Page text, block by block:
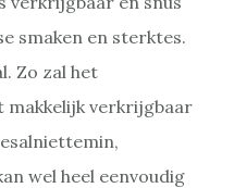
smaken en sterktes.
Zo zal het
makkelijk verkrijgbaar
wel heel eenvoudig